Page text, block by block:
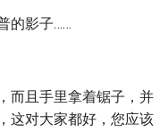
的影子……
而且手里拿着锯子，并
这对大家都好，您应该